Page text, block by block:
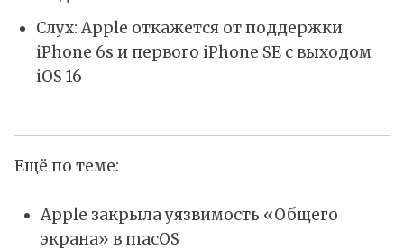
Слух: Apple откажется от поддержки
iPhone 6s и первого iPhone SE с выходом
iOS 16
Ещё по теме:
Apple закрыла уязвимость «Общего
экрана» в macOS